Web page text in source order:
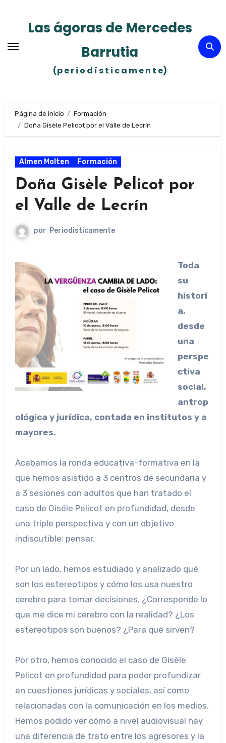
contenidoLas ágoras de Mercedes
Barrutia
(p e r i o d í s t i c a m e n t e)
Página de inicio
Formación
Doña Gisèle Pelicot por el Valle de Lecrín
Almen Molten Formación
Doña Gisèle Pelicot por
el Valle de Lecrín
por Periodisticamente
Toda
su
histori
a,
desde
una
perspe
ctiva
social,
antrop
ológica y jurídica, contada en institutos y a
mayores.
Acabamos la ronda educativa-formativa en la
que hemos asistido a 3 centros de secundaria y
a 3 sesiones con adultos que han tratado el
caso de Giséle Pelicot en profundidad, desde
una triple perspectiva y con un objetivo
indiscutible: pensar.
Por un lado, hemos estudiado y analizado qué
son los estereotipos y cómo los usa nuestro
cerebro para tomar decisiones. ¿Corresponde lo
que me dice mi cerebro con la realidad? ¿Los
estereotipos son buenos? ¿Para qué sirven?
Por otro, hemos conocido el caso de Gisèle
Pelicot en profundidad para poder profundizar
en cuestiones jurídicas y sociales, así como
relacionadas con la comunicación en los medios.
Hemos podido ver cómo a nivel audiovisual hay
una diferencia de trato entre los agresores y la